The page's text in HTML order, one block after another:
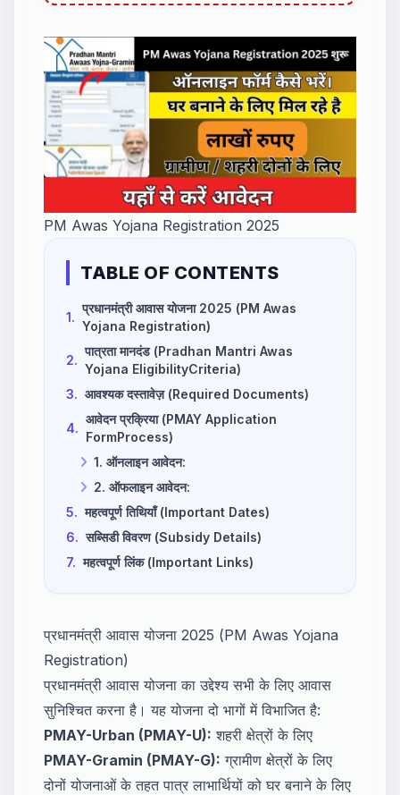
PM Awas Yojana Registration 2025
TABLE OF CONTENTS
1.
प्रधानमंत्री आवास योजना 2025 (PM Awas
Yojana Registration)
2.
पात्रता मानदंड (Pradhan Mantri Awas
Yojana EligibilityCriteria)
3. आवश्यक दस्तावेज़ (Required Documents)
4.
आवेदन प्रक्रिया (PMAY Application
FormProcess)
1. ऑनलाइन आवेदन:
2. ऑफलाइन आवेदन:
5. महत्वपूर्ण तिथियाँ (Important Dates)
6. सब्सिडी विवरण (Subsidy Details)
7. महत्वपूर्ण लिंक (Important Links)
प्रधानमंत्री आवास योजना 2025 (PM Awas Yojana
Registration)
प्रधानमंत्री आवास योजना का उद्देश्य सभी के लिए आवास
सुनिश्चित करना है। यह योजना दो भागों में विभाजित है:
PMAY-Urban (PMAY-U): शहरी क्षेत्रों के लिए
PMAY-Gramin (PMAY-G): ग्रामीण क्षेत्रों के लिए
दोनों योजनाओं के तहत पात्र लाभार्थियों को घर बनाने के लिए